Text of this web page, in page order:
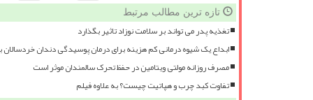
تازه ترین مطالب مرتبط
تغذیه پدر می تواند بر سلامت نوزاد تاثیر بگذارد
ابداع یک شیوه درمانی کم هزینه برای درمان پوسیدگی دندان
مصرف روزانه مولتی ویتامین در حفظ تحرک سالمندان موثر است
تفاوت کبد چرب و هپاتیت چیست؟ به علاوه فیلم